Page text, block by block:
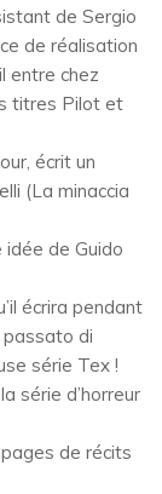
de Sergio
de réalisation
entre chez
titres Pilot et
écrit un
(La minaccia
idée de Guido
écrira pendant
passato di
série Tex !
série d’horreur
de récits